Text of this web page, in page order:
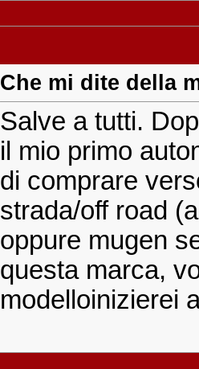
Che mi dite della
Salve a tutti.
il mio primo
di comprare
strada/off road
oppure mugen
questa marca,
modelloinizierei